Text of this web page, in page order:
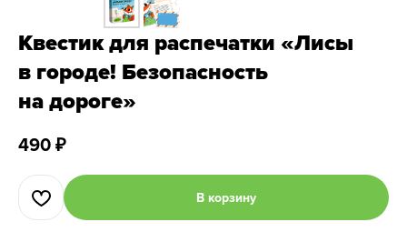
Квестик для распечатки «Лисы
в городе! Безопасность
на дороге»
490₽
В корзину